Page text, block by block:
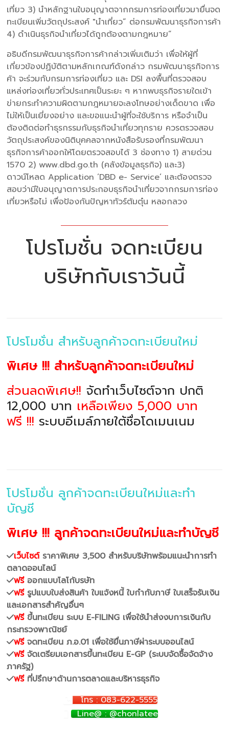
เที่ยว 3) นำหลักฐานใบอนุญาตจากกรมการท่องเที่ยวมายื่นจด
ทะเบียนเพิ่มวัตถุประสงค์ "นำเที่ยว” ต่อกรมพัฒนาธุรกิจการค้า
4) ดำเนินธุรกิจนำเที่ยวได้ถูกต้องตามกฎหมาย”
อธิบดีกรมพัฒนาธุรกิจการค้ากล่าวเพิ่มเติมว่า เพื่อให้ผู้ที่
เกี่ยวข้องปฏิบัติตามหลักเกณฑ์ดังกล่าว กรมพัฒนาธุรกิจการ
ค้า จะร่วมกับกรมการท่องเที่ยว และ DSI ลงพื้นที่ตรวจสอบ
แหล่งท่องเที่ยวทั่วประเทศเป็นระยะ ๆ หากพบธุรกิจรายใดเข้า
ข่ายกระทำความผิดตามกฎหมายจะลงโทษอย่างเด็ดขาด เพื่อ
ไม่ให้เป็นเยี่ยงอย่าง และขอแนะนำผู้ที่จะใช้บริการ หรือจำเป็น
ต้องติดต่อทำธุรกรรมกับธุรกิจนำเที่ยวทุกราย ควรตรวจสอบ
วัตถุประสงค์ของนิติบุคคลจากหนังสือรับรองที่กรมพัฒนา
ธุรกิจการค้าออกให้โดยตรวจสอบได้ 3 ช่องทาง 1) สายด่วน
1570 2) www.dbd.go.th (คลังข้อมูลธุรกิจ) และ3)
ดาวน์โหลด Application ‘DBD e- Service’ และต้องตรวจ
สอบว่ามีใบอนุญาตการประกอบธุรกิจนำเที่ยวจากกรมการท่อง
เที่ยวหรือไม่ เพื่อป้องกันปัญหาทัวร์ต้มตุ๋น หลอกลวง
โปรโมชั่น จดทะเบียน
บริษัทกับเราวันนี้
โปรโมชั่น สำหรับลูกค้าจดทะเบียนใหม่
พิเศษ !!! สำหรับลูกค้าจดทะเบียนใหม่
ส่วนลดพิเศษ!! จัดทำเว็บไซต์จาก ปกติ
12,000 บาท เหลือเพียง 5,000 บาท
ฟรี !!! ระบบอีเมล์ภายใต้ชื่อโดเมนเนม
โปรโมชั่น ลูกค้าจดทะเบียนใหม่และทำ
บัญชี
พิเศษ !!! ลูกค้าจดทะเบียนใหม่และทำบัญชี
เว็บไซต์ราคาพิเศษ 3,500 สำหรับบริษัทพร้อมแนะนำการทำ
ตลาดออนไลน์
ฟรีออกแบบโลโก้บรษัท
ฟรีรูปแบบใบส่งสินค้า ใบแจ้งหนี้ ใบกำกับภาษี ใบเสร็จรับเงิน
และเอกสารสำคัญอื่นๆ
ฟรีขึ้นทะเบียน ระบบ E-FILING เพื่อใช้นำส่งงบการเงินกับ
กระทรวงพาณิชย์
ฟรีจดทะเบียน ภ.อ.01 เพื่อใช้ยื่นภาษีผ่าระบบออนไลน์
ฟรีจัดเตรียมเอกสารขึ้นทะเบียน E-GP (ระบบจัดซื้อจัดจ้าง
ภาครัฐ)
ฟรีที่ปรึกษาด้านการตลาดและบริหารธุรกิจ
โทร : 083-622-5555
Line@ : @chonlatee